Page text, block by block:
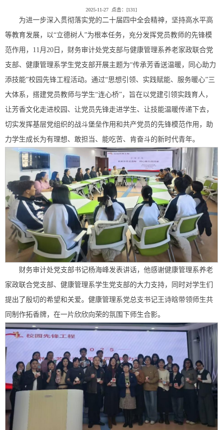
2025-11-27 点击：[131]
为进一步深入贯彻落实党的二十届四中全会精神，坚持高水平高
等教育发展，以“立德树人”为根本任务，充分发挥党员教师的先锋模
范作用，11月20日，财务审计处党支部与健康管理系养老家政联合党
支部、健康管理系学生党支部开展主题为“传承芳香送温暖，同心助力
添技能”校园先锋工程活动。通过“思想引领、实践赋能、服务暖心”三
大体系，搭建党员教师与学生“连心桥”，旨在以党建引领实践育人，
让芳香文化走进校园、让党员先锋走进学生、让技能温暖传递下去，
切实发挥基层党组织的战斗堡垒作用和共产党员的先锋模范作用，助
力学生成长为有理想、敢担当、能吃苦、肯奋斗的新时代青年。
财务审计处党支部书记杨海峰发表讲话，他感谢健康管理系养老
家政联合党支部、健康管理系学生党支部的大力支持，同时对学生们
提出了殷切的希望和关爱。健康管理系党总支书记王诗晗带领师生共
同制作拓香牌，在一片欣欣向荣的氛围下师生合影。